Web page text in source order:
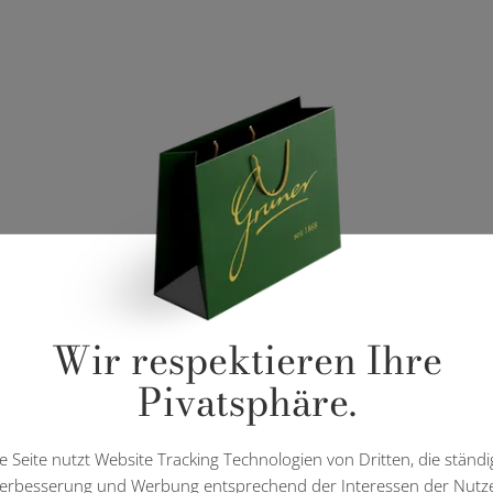
Wir respektieren Ihre
Pivatsphäre.
Seite nutzt Website Tracking Technologien von Dritten, die
und Werbung entsprechend der Interessen der